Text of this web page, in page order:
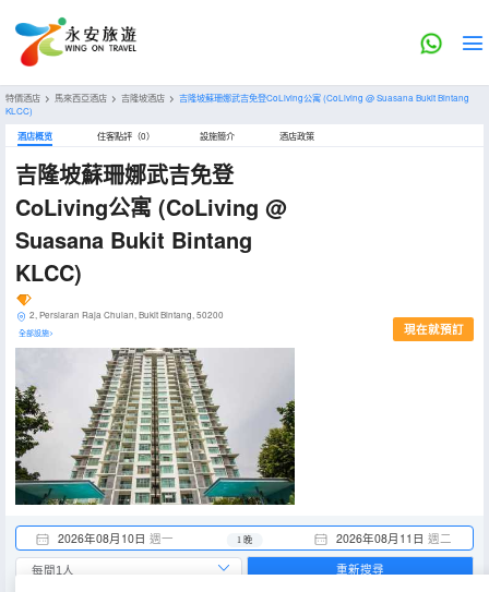
特價酒店 > 馬來西亞酒店 > 吉隆坡酒店 > 吉隆坡蘇珊娜武吉免登CoLiving公寓(CoLiving @ Suasana Bukit Bintang
KLCC)
酒店概览 住客點評（0） 設施簡介 酒店政策
吉隆坡蘇珊娜武吉免登
CoLiving公寓 (CoLiving @
Suasana Bukit Bintang
KLCC)
2, Persiaran Raja Chulan, Bukit Bintang, 50200
全部設施> 現在就預訂
2026年08月10日 週一 2026年08月11日 週二
1 晚
重新搜尋